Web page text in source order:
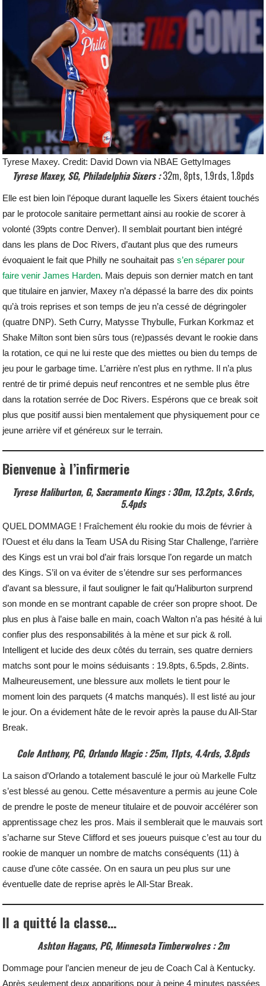
Tyrese Maxey. Credit: David Down via NBAE GettyImages
Tyrese Maxey, SG, Philadelphia Sixers :32m, 8pts, 1.9rds, 1.8pds
Elle est bien loin l’époque durant laquelle les Sixers étaient touchés
par le protocole sanitaire permettant ainsi au rookie de scorer à
volonté (39pts contre Denver). Il semblait pourtant bien intégré
dans les plans de Doc Rivers, d’autant plus que des rumeurs
évoquaient le fait que Philly ne souhaitait pass’en séparer pour
faire venir James Harden. Mais depuis son dernier match en tant
que titulaire en janvier, Maxey n’a dépassé la barre des dix points
qu’à trois reprises et son temps de jeu n’a cessé de dégringoler
(quatre DNP). Seth Curry, Matysse Thybulle, Furkan Korkmaz et
Shake Milton sont bien sûrs tous (re)passés devant le rookie dans
la rotation, ce qui ne lui reste que des miettes ou bien du temps de
jeu pour le garbage time. L’arrière n’est plus en rythme. Il n’a plus
rentré de tir primé depuis neuf rencontres et ne semble plus être
dans la rotation serrée de Doc Rivers. Espérons que ce break soit
plus que positif aussi bien mentalement que physiquement pour ce
jeune arrière vif et généreux sur le terrain.
Bienvenue à l’infirmerie
Tyrese Haliburton, G, Sacramento Kings : 30m, 13.2pts, 3.6rds,
5.4pds
QUEL DOMMAGE ! Fraîchement élu rookie du mois de février à
l’Ouest et élu dans la Team USA du Rising Star Challenge, l’arrière
des Kings est un vrai bol d’air frais lorsque l’on regarde un match
des Kings. S’il on va éviter de s’étendre sur ses performances
d’avant sa blessure, il faut souligner le fait qu’Haliburton surprend
son monde en se montrant capable de créer son propre shoot. De
plus en plus à l’aise balle en main, coach Walton n’a pas hésité à lui
confier plus des responsabilités à la mène et sur pick & roll.
Intelligent et lucide des deux côtés du terrain, ses quatre derniers
matchs sont pour le moins séduisants : 19.8pts, 6.5pds, 2.8ints.
Malheureusement, une blessure aux mollets le tient pour le
moment loin des parquets (4 matchs manqués). Il est listé au jour
le jour. On a évidement hâte de le revoir après la pause du All-Star
Break.
Cole Anthony, PG, Orlando Magic : 25m, 11pts, 4.4rds, 3.8pds
La saison d’Orlando a totalement basculé le jour où Markelle Fultz
s’est blessé au genou. Cette mésaventure a permis au jeune Cole
de prendre le poste de meneur titulaire et de pouvoir accélérer son
apprentissage chez les pros. Mais il semblerait que le mauvais sort
s’acharne sur Steve Clifford et ses joueurs puisque c’est au tour du
rookie de manquer un nombre de matchs conséquents (11) à
cause d’une côte cassée. On en saura un peu plus sur une
éventuelle date de reprise après le All-Star Break.
Il a quitté la classe…
Ashton Hagans, PG, Minnesota Timberwolves : 2m
Dommage pour l’ancien meneur de jeu de Coach Cal à Kentucky.
Après seulement deux apparitions pour à peine 4 minutes passées